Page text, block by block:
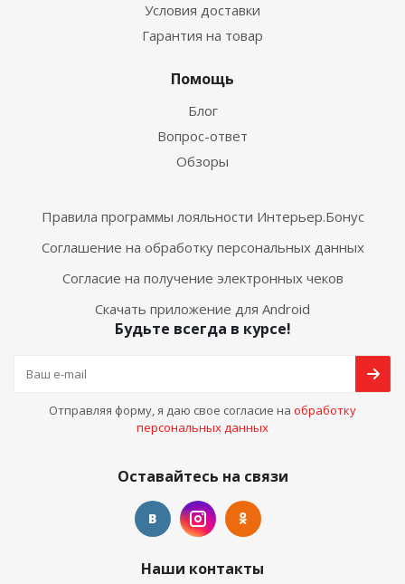
Условия доставки
Гарантия на товар
Помощь
Блог
Вопрос-ответ
Обзоры
Правила программы лояльности Интерьер.Бонус
Соглашение на обработку персональных данных
Согласие на получение электронных чеков
Скачать приложение для Android
Будьте всегда в курсе!
Отправляя форму, я даю свое согласие на обработку
персональных данных
Оставайтесь на связи
Наши контакты